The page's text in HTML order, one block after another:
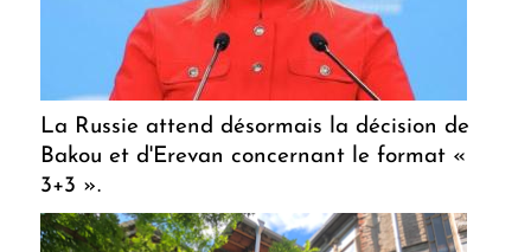
La Russie attend désormais la décision de
Bakou et d'Erevan concernant le format «
3+3 ».